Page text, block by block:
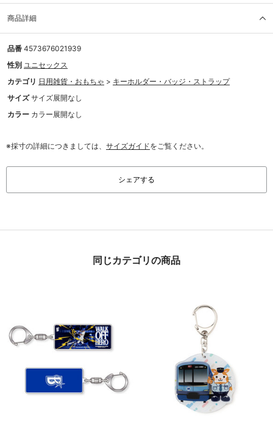
商品詳細
品番 4573676021939
性別 ユニセックス
カテゴリ 日用雑貨・おもちゃ > キーホルダー・バッジ・ストラップ
サイズ サイズ展開なし
カラー カラー展開なし
※採寸の詳細につきましては、 サイズガイドをご覧ください。
シェアする
同じカテゴリの商品